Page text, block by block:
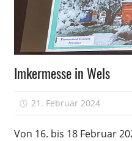
Wissen
Imkermesse in Wels
21. Februar 2024
Von 16. bis 18 Februar